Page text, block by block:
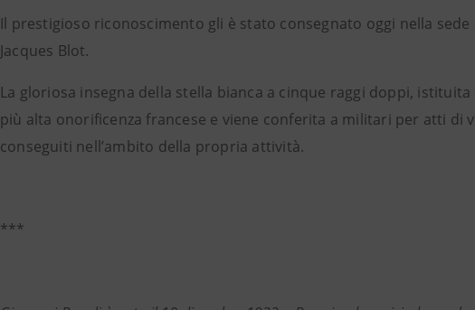
Il prestigioso riconoscimento gli è stato consegnato oggi nella sede
Jacques Blot.
La gloriosa insegna della stella bianca a cinque raggi doppi,
più alta onorificenza francese e viene conferita a militari per atti di
conseguiti nell’ambito della propria attività.
***